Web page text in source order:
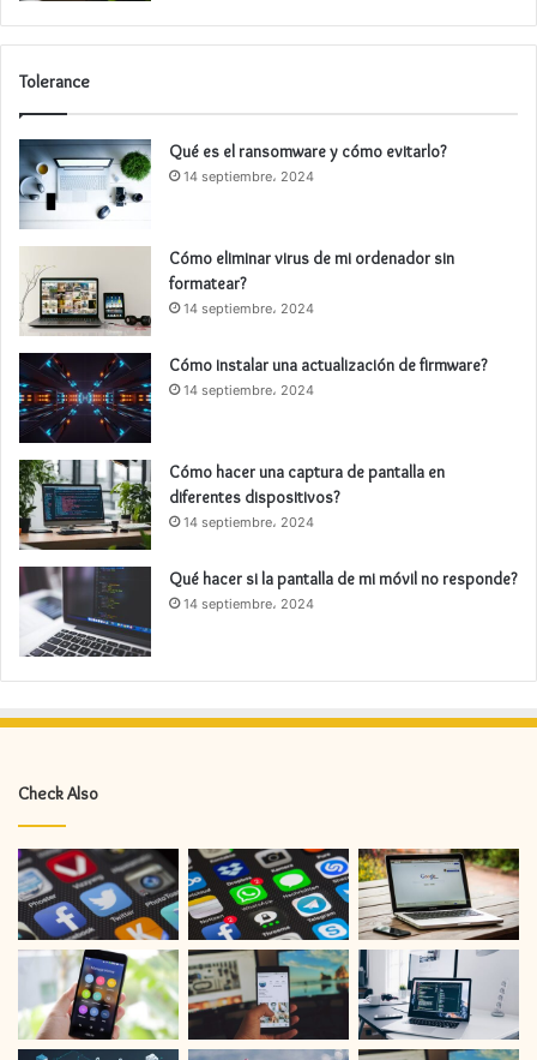
Tolerance
Qué es el ransomware y cómo evitarlo?
14 septiembre، 2024
Cómo eliminar virus de mi ordenador sin
formatear?
14 septiembre، 2024
Cómo instalar una actualización de firmware?
14 septiembre، 2024
Cómo hacer una captura de pantalla en
diferentes dispositivos?
14 septiembre، 2024
Qué hacer si la pantalla de mi móvil no responde?
14 septiembre، 2024
Check Also